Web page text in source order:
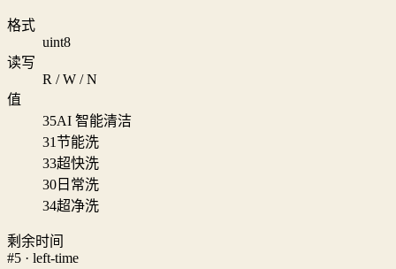
格式
uint8
读写
R / W / N
值
35AI 智能清洁
31节能洗
33超快洗
30 日常洗
34超净洗
剩余时间
#5 · left-time